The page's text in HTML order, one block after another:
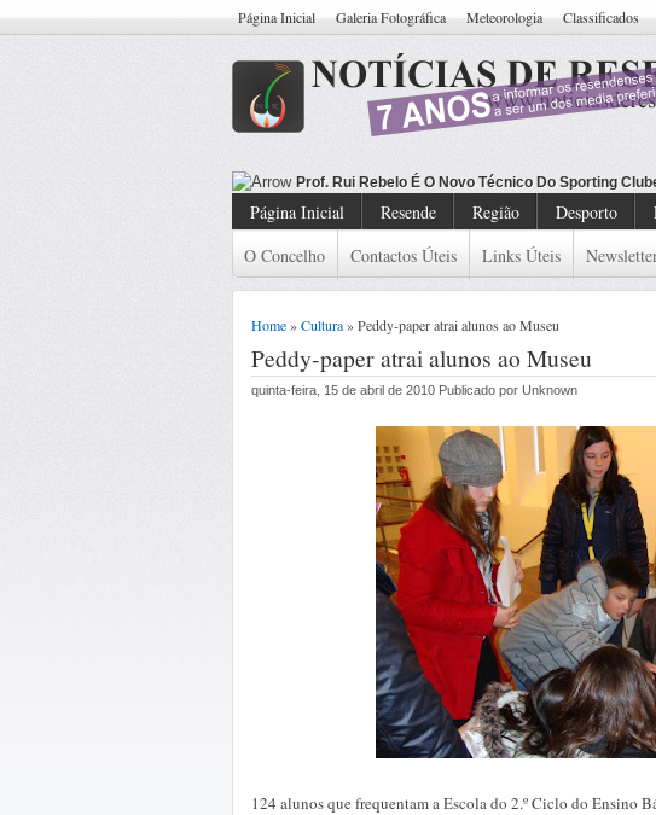
Página Inicial Galeria Fotográfica Meteorologia Classificados
Prof. Rui Rebelo É O Novo Técnico Do Sporting
Página Inicial Resende Região Desporto
O Concelho
Contactos Úteis Links Úteis
Home»Cultura» Peddy-paper atrai alunos ao Museu
Peddy-paper atrai alunos ao Museu
quinta-feira, 15 de abril de 2010 Publicado por Unknown
124 alunos que frequentam a Escola do 2.º Ciclo do Ensino